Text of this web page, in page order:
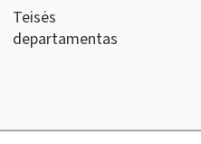
Teisės
departamentas